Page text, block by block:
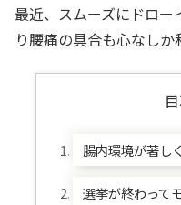
最近、スムーズにドロ
り腰痛の具合も心なしか
腸内環境が著し
選挙が終わって